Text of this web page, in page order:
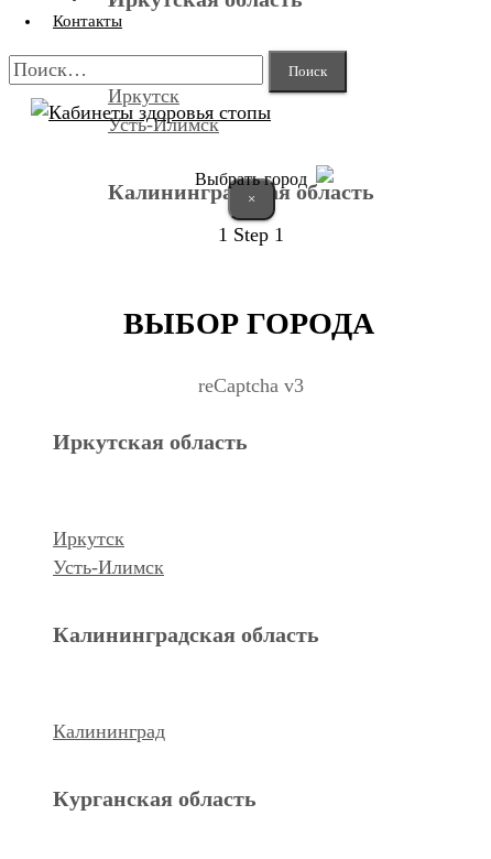
Иркутск
Усть-Илимск
Калининградская область
Курган
Контакты
Найти:
Выбрать город
×
1 Step 1
ВЫБОР ГОРОДА
reCaptcha v3
Иркутская область
Иркутск
Усть-Илимск
Калининградская область
Калининград
Курганская область